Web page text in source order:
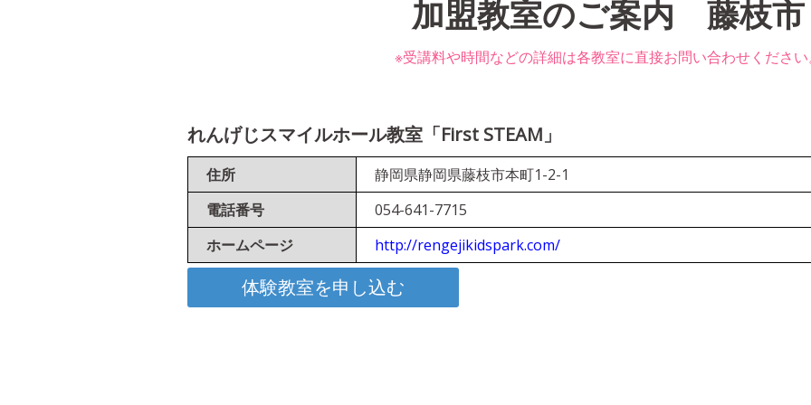
加盟教室のご案内 藤枝市
※受講料や時間などの詳細は各教室に直接お問い合わせくださ
れんげじスマイルホール教室「First STEAM」
住所
静岡県静岡県藤枝市本町1-2-1
電話番号
054-641-7715
ホームページ
http://rengejikidspark.com/
体験教室を申し込む